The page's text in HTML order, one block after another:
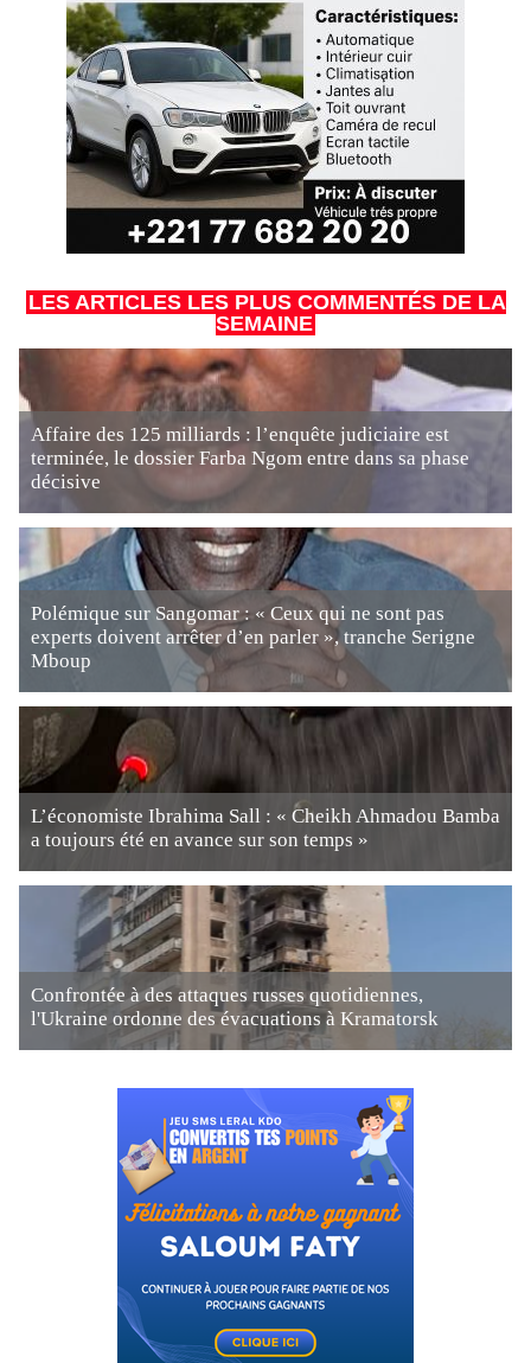
LES ARTICLES LES PLUS COMMENTÉS DE LA
SEMAINE
Affaire des 125 milliards : l’enquête judiciaire est
terminée, le dossier Farba Ngom entre dans sa phase
décisive
Polémique sur Sangomar : « Ceux qui ne sont pas
experts doivent arrêter d’en parler », tranche Serigne
Mboup
L’économiste Ibrahima Sall : « Cheikh Ahmadou Bamba
a toujours été en avance sur son temps »
Confrontée à des attaques russes quotidiennes,
l'Ukraine ordonne des évacuations à Kramatorsk